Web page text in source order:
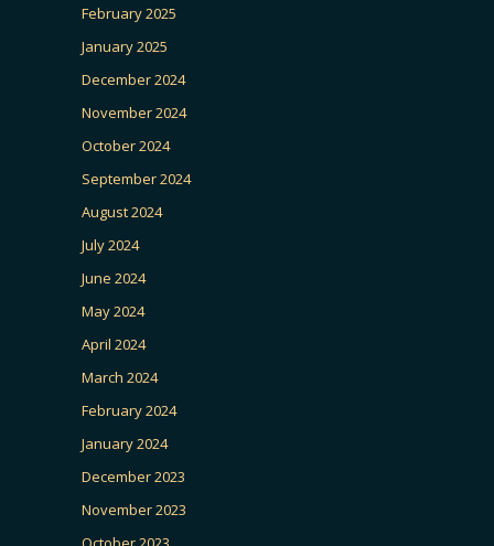
February 2025
January 2025
December 2024
November 2024
October 2024
September 2024
August 2024
July 2024
June 2024
May 2024
April 2024
March 2024
February 2024
January 2024
December 2023
November 2023